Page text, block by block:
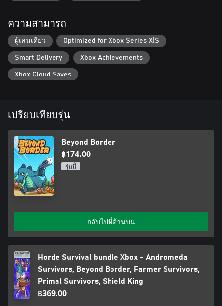
ความสามารถ
ผู้เล่นเดียว Optimized for Xbox Series X|S
Smart Delivery Xbox Achievements
Xbox Cloud Saves
เปรียบเทียบรุ่น
Beyond Border
฿174.00
รุ่นนี้
กลับไปที่ด้านบน
Horde Survival bundle Xbox - Andromeda
Survivors, Beyond Border, Farmer Survivors,
Primal Survivors, Shield King
฿369.00